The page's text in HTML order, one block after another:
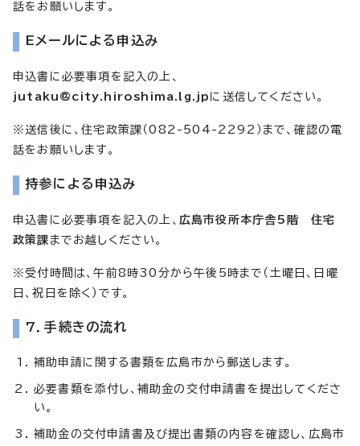
話をお願いします。
Eメールによる申込み
申込書に必要事項を記入の上、
jutaku@city.hiroshima.lg.jp に送信してください。
※送信後に、住宅政策課（082-504-2292）まで、確認の電
話をお願いします。
持参による申込み
申込書に必要事項を記入の上、 広島市役所本庁舎5階 住宅
政策課 までお越しください。
※受付時間は、午前8時30分から午後5時まで（土曜日、日曜
日、祝日を除く）です。
7．手続きの流れ
補助申請に関する書類を広島市から郵送します。
必要書類を添付し、補助金の交付申請書を提出してくださ
い。
補助金の交付申請書及び提出書類の内容を確認し、広島市